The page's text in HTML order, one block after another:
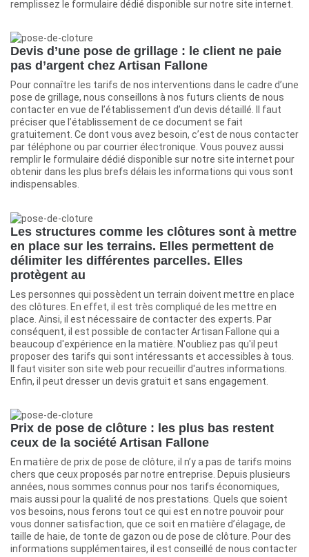
remplissez le formulaire dédié disponible sur notre site internet.
Devis d’une pose de grillage : le client ne paie
pas d’argent chez Artisan Fallone
Pour connaître les tarifs de nos interventions dans le cadre d’une
pose de grillage, nous conseillons à nos futurs clients de nous
contacter en vue de l’établissement d’un devis détaillé. Il faut
préciser que l’établissement de ce document se fait
gratuitement. Ce dont vous avez besoin, c’est de nous contacter
par téléphone ou par courrier électronique. Vous pouvez aussi
remplir le formulaire dédié disponible sur notre site internet pour
obtenir dans les plus brefs délais les informations qui vous sont
indispensables.
Les structures comme les clôtures sont à mettre
en place sur les terrains. Elles permettent de
délimiter les différentes parcelles. Elles
protègent au
Les personnes qui possèdent un terrain doivent mettre en place
des clôtures. En effet, il est très compliqué de les mettre en
place. Ainsi, il est nécessaire de contacter des experts. Par
conséquent, il est possible de contacter Artisan Fallone qui a
beaucoup d'expérience en la matière. N'oubliez pas qu'il peut
proposer des tarifs qui sont intéressants et accessibles à tous.
Il faut visiter son site web pour recueillir d'autres informations.
Enfin, il peut dresser un devis gratuit et sans engagement.
Prix de pose de clôture : les plus bas restent
ceux de la société Artisan Fallone
En matière de prix de pose de clôture, il n’y a pas de tarifs moins
chers que ceux proposés par notre entreprise. Depuis plusieurs
années, nous sommes connus pour nos tarifs économiques,
mais aussi pour la qualité de nos prestations. Quels que soient
vos besoins, nous ferons tout ce qui est en notre pouvoir pour
vous donner satisfaction, que ce soit en matière d’élagage, de
taille de haie, de tonte de gazon ou de pose de clôture. Pour des
informations supplémentaires, il est conseillé de nous contacter